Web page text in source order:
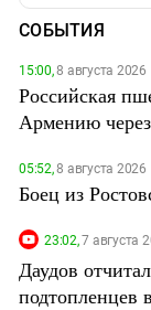
СОБЫТИЯ
15:00,8 августа 2026
Российская
Армению
05:52,8 августа 2026
Боец из
23:02,7 августа
Даудов
подтопленцев